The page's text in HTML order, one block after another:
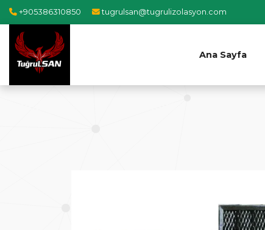
+905386310850 tugrulsan@tugrulizolasyon.com
Ana Sayfa